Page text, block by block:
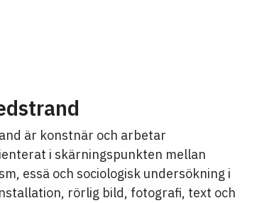
är konstnär och arbetar
i skärningspunkten mellan
essä och sociologisk undersökning i
rörlig bild, fotografi, text och